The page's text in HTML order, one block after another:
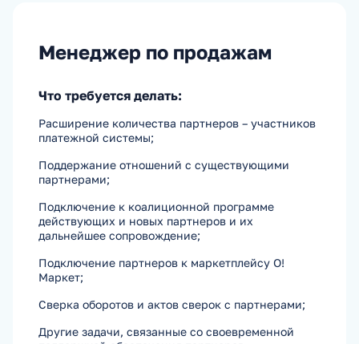
Менеджер по продажам
Что требуется делать:
Расширение количества партнеров – участников
платежной системы;
Поддержание отношений с существующими
партнерами;
Подключение к коалиционной программе
действующих и новых партнеров и их
дальнейшее сопровождение;
Подключение партнеров к маркетплейсу О!
Маркет;
Сверка оборотов и актов сверок с партнерами;
Другие задачи, связанные со своевременной